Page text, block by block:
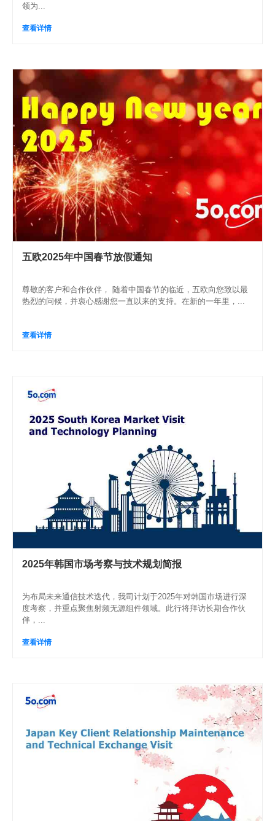
领为...
查看详情
五欧2025年中国春节放假通知
尊敬的客户和合作伙伴， 随着中国春节的临近，五欧向您致以最
热烈的问候，并衷心感谢您一直以来的支持。在新的一年里，...
查看详情
2025年韩国市场考察与技术规划简报
为布局未来通信技术迭代，我司计划于2025年对韩国市场进行深
度考察，并重点聚焦射频无源组件领域。此行将拜访长期合作伙
伴，...
查看详情